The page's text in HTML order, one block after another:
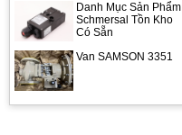
Danh Mục Sản Phẩm
Schmersal Tồn Kho
Có Sẵn
Van SAMSON 3351